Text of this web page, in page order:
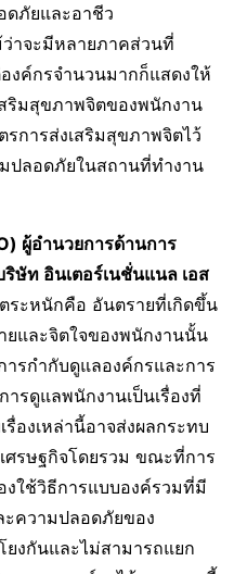
ดภัยและอาชีว
ว่าจะมีหลายภาคส่วนที่
งค์กรจำนวนมากก็แสดงให้
ริมสุขภาพจิตของพนักงาน
การส่งเสริมสุขภาพจิตไว้
ปลอดภัยในสถานที่ทำงาน
) ผู้อำนวยการด้านการ
ษัท อินเตอร์เนชั่นแนล เอส
ระหนักคือ อันตรายที่เกิดขึ้น
ยและจิตใจของพนักงานนั้น
รกำกับดูแลองค์กรและการ
รดูแลพนักงานเป็นเรื่องที่
รื่องเหล่านี้อาจส่งผลกระทบ
ศรษฐกิจโดยรวม ขณะที่การ
ใช้วิธีการแบบองค์รวมที่มี
ความปลอดภัยของ
ยงกันและไม่สามารถแยก